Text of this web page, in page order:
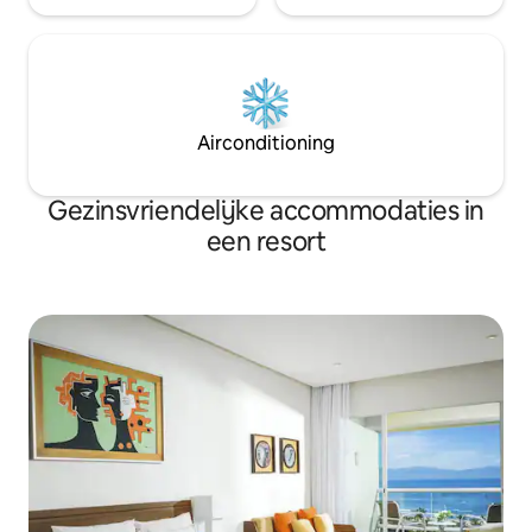
Airconditioning
Gezinsvriendelijke accommodaties in
een resort